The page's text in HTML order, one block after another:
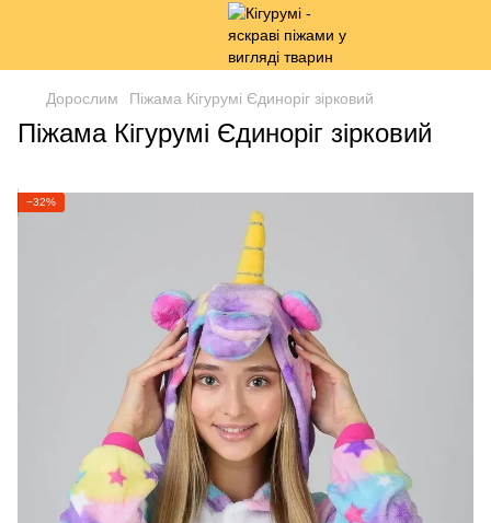
Дорослим Піжама Кігурумі Єдиноріг зірковий
Піжама Кігурумі Єдиноріг зірковий
−32%